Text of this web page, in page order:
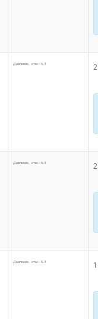
Давление, атм.: 6,3
Давление, атм.: 6,3
Давление, атм.: 6,3